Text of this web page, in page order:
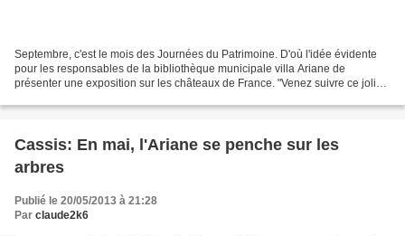
Septembre, c'est le mois des Journées du Patrimoine. D'où l'idée évidente
pour les responsables de la bibliothèque municipale villa Ariane de
présenter une exposition sur les châteaux de France. "Venez suivre ce joli
Cassis: En mai, l'Ariane se penche sur les
arbres
Publié le 20/05/2013 à 21:28
Par claude2k6